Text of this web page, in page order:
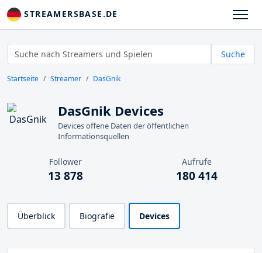
STREAMERSBASE.DE
Suche
Startseite Streamer DasGnik
DasGnik Devices
Devices offene Daten der öffentlichen
Informationsquellen
Follower
13 878
Aufrufe
180 414
Überblick Biografie Devices